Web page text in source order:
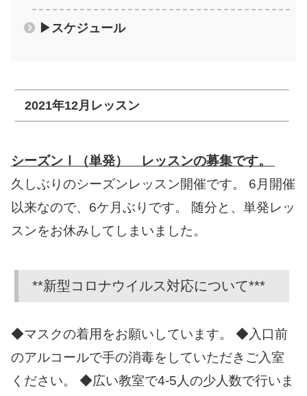
▶スケジュール
2021年12月レッスン
シーズンⅠ（単発） レッスンの募集です。
久しぶりのシーズンレッスン開催です。 6月開催
以来なので、6ケ月ぶりです。 随分と、単発レッ
スンをお休みしてしまいました。
**新型コロナウイルス対応について***
◆マスクの着用をお願いしています。 ◆入口前
のアルコールで手の消毒をしていただきご入室
ください。 ◆広い教室で4-5人の少人数で行いま